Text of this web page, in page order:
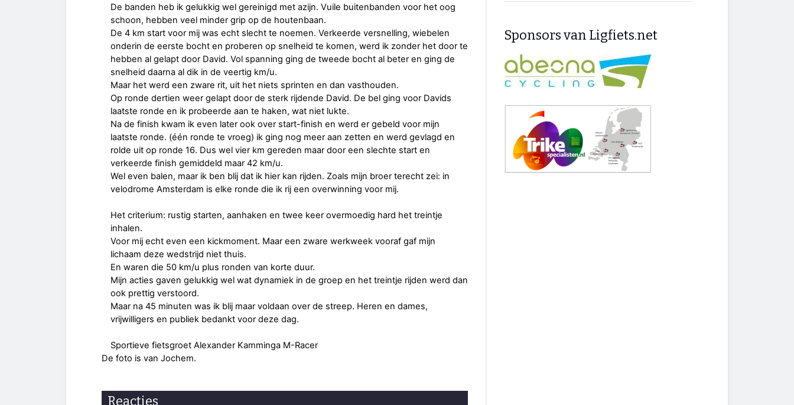
De banden heb ik gelukkig wel gereinigd met azijn. Vuile buitenbanden voor het oog
schoon, hebben veel minder grip op de houtenbaan.
De 4 km start voor mij was echt slecht te noemen. Verkeerde versnelling, wiebelen
onderin de eerste bocht en proberen op snelheid te komen, werd ik zonder het door te
hebben al gelapt door David. Vol spanning ging de tweede bocht al beter en ging de
snelheid daarna al dik in de veertig km/u.
Maar het werd een zware rit, uit het niets sprinten en dan vasthouden.
Op ronde dertien weer gelapt door de sterk rijdende David. De bel ging voor Davids
laatste ronde en ik probeerde aan te haken, wat niet lukte.
Na de finish kwam ik even later ook over start-finish en werd er gebeld voor mijn
laatste ronde. (één ronde te vroeg) ik ging nog meer aan zetten en werd gevlagd en
rolde uit op ronde 16. Dus wel vier km gereden maar door een slechte start en
verkeerde finish gemiddeld maar 42 km/u.
Wel even balen, maar ik ben blij dat ik hier kan rijden. Zoals mijn broer terecht zei: in
velodrome Amsterdam is elke ronde die ik rij een overwinning voor mij.
Het criterium: rustig starten, aanhaken en twee keer overmoedig hard het treintje
inhalen.
Voor mij echt even een kickmoment. Maar een zware werkweek vooraf gaf mijn
lichaam deze wedstrijd niet thuis.
En waren die 50 km/u plus ronden van korte duur.
Mijn acties gaven gelukkig wel wat dynamiek in de groep en het treintje rijden werd dan
ook prettig verstoord.
Maar na 45 minuten was ik blij maar voldaan over de streep. Heren en dames,
vrijwilligers en publiek bedankt voor deze dag.
Sportieve fietsgroet Alexander Kamminga M-Racer
De foto is van Jochem.
Reacties
Sponsors van Ligfiets.net